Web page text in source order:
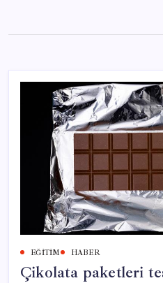
content
EĞITIM HABER
Çikolata paketleri